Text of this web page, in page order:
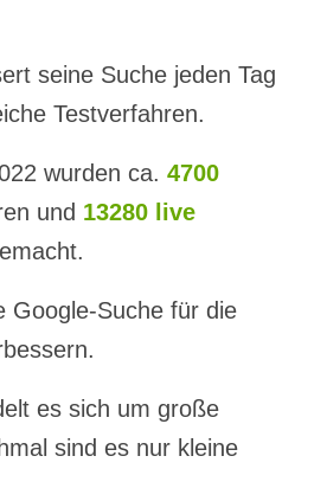
seine Suche jeden Tag
Testverfahren.
wurden ca. 4700
und 13280 live
Google-Suche für die
es sich um große
sind es nur kleine